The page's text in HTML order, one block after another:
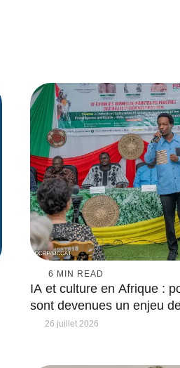
6 MIN READ
IA et culture en Afrique :
sont devenues un enjeu
26 juillet 2026